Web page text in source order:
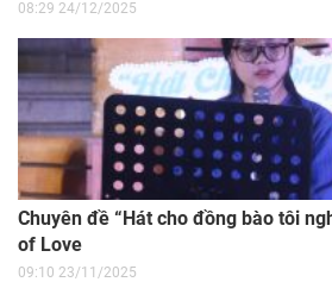
08:29 24/12/2025
Chuyên đề “Hát cho đồng bào tôi
of Love
09:10 23/11/2025